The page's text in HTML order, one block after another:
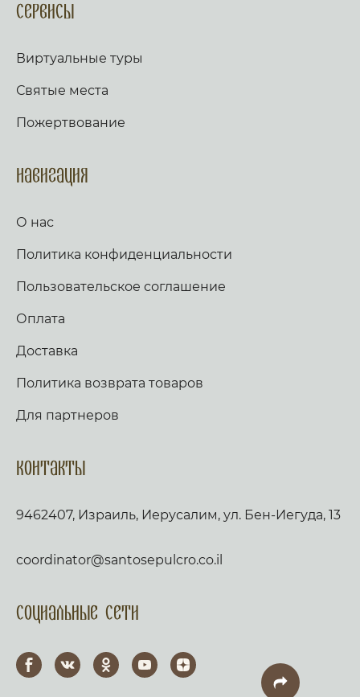
Сервисы
Виртуальные туры
Святые места
Пожертвование
Навигация
О нас
Политика конфиденциальности
Пользовательское соглашение
Оплата
Доставка
Политика возврата товаров
Для партнеров
Контакты
9462407, Израиль, Иерусалим, ул. Бен-Иегуда, 13
coordinator@santosepulcro.co.il
Социальные сети